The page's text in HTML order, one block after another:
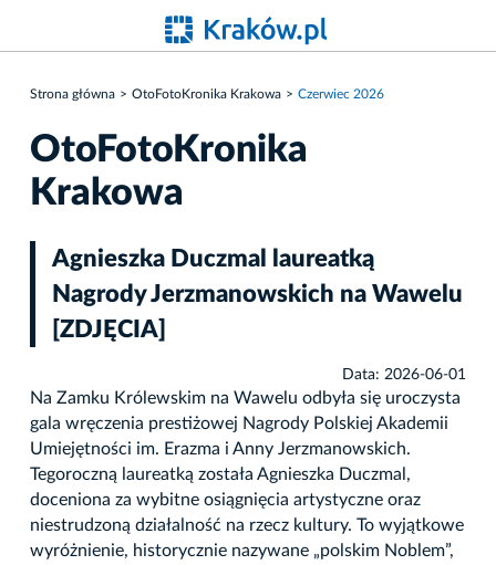
Strona główna OtoFotoKronika Krakowa Czerwiec 2026
OtoFotoKronika
Krakowa
Agnieszka Duczmal laureatką
Nagrody Jerzmanowskich na Wawelu
[ZDJĘCIA]
Data: 2026-06-01
Na Zamku Królewskim na Wawelu odbyła się uroczysta
gala wręczenia prestiżowej Nagrody Polskiej Akademii
Umiejętności im. Erazma i Anny Jerzmanowskich.
Tegoroczną laureatką została Agnieszka Duczmal,
doceniona za wybitne osiągnięcia artystyczne oraz
niestrudzoną działalność na rzecz kultury. To wyjątkowe
wyróżnienie, historycznie nazywane „polskim Noblem”,